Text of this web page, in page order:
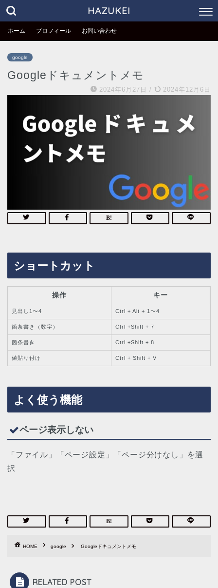
HAZUKEI
ホーム プロフィール お問い合わせ
google
Googleドキュメントメモ
2024年6月27日 / 2024年12月6日
ショートカット
操作 キー
見出し1〜4 Ctrl + Alt + 1〜4
箇条書き（数字） Ctrl +Shift + 7
箇条書き Ctrl +Shift + 8
値貼り付け Ctrl + Shift + V
よく使う機能
ページ表示しない
「ファイル」「ページ設定」「ページ分けなし」を選
択
HOME google Googleドキュメントメモ
RELATED POST